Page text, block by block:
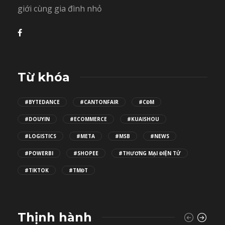
giới cùng gia đình nhỏ
Từ khóa
#BYTEDANCE #CANTONFAIR #CĐM
#DOUYIN #ECOMMERCE #KUAISHOU
#LOGISTICS #META #MSB #NEWS
#POWERBI #SHOPEE #THƯƠNG MẠI ĐIỆN TỬ
#TIKTOK #TMĐT
Thịnh hành